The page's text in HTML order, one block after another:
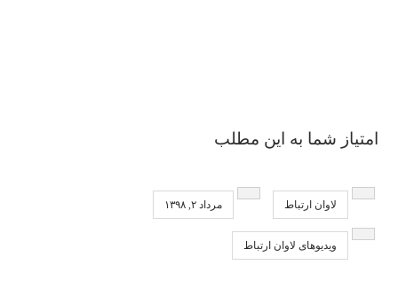
امتیاز شما به این مطلب
لاوان ارتباط مرداد ۲, ۱۳۹۸
ویدیوهای لاوان ارتباط